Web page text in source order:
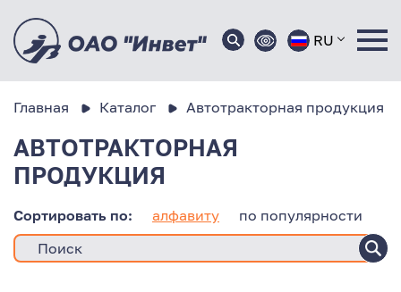
RU
Главная Каталог Автотракторная продукция
АВТОТРАКТОРНАЯ
ПРОДУКЦИЯ
Сортировать по: алфавиту по популярности